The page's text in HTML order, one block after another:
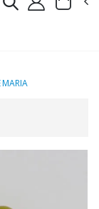
MARIA